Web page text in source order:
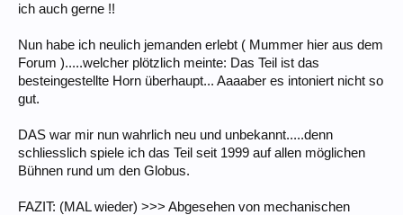
ich auch gerne !!
Nun habe ich neulich jemanden erlebt ( Mummer hier aus dem
Forum ).....welcher plötzlich meinte: Das Teil ist das
besteingestellte Horn überhaupt... Aaaaber es intoniert nicht so
gut.
DAS war mir nun wahrlich neu und unbekannt.....denn
schliesslich spiele ich das Teil seit 1999 auf allen möglichen
Bühnen rund um den Globus.
FAZIT: (MAL wieder) >>> Abgesehen von mechanischen